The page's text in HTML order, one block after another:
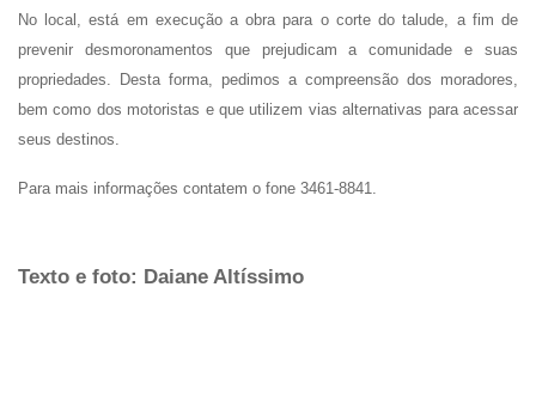
No local, está em execução a obra para o corte do talude, a fim de
prevenir desmoronamentos que prejudicam a comunidade e suas
propriedades. Desta forma, pedimos a compreensão dos moradores,
bem como dos motoristas e que utilizem vias alternativas para acessar
seus destinos.
Para mais informações contatem o fone 3461-8841.
Texto e foto: Daiane Altíssimo